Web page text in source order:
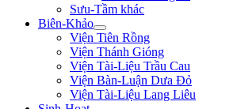
Sưu-Tầm khác
Biên-Khảo
Viện Tiên Rồng
Viện Thánh Gióng
Viện Tài-Liệu Trầu Cau
Viện Bàn-Luận Dưa Đỏ
Viện Tài-Liệu Lang Liêu